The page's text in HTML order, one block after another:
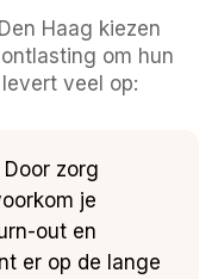
Haag kiezen
om hun
veel op:
Door zorg
je
out en
er op de lange